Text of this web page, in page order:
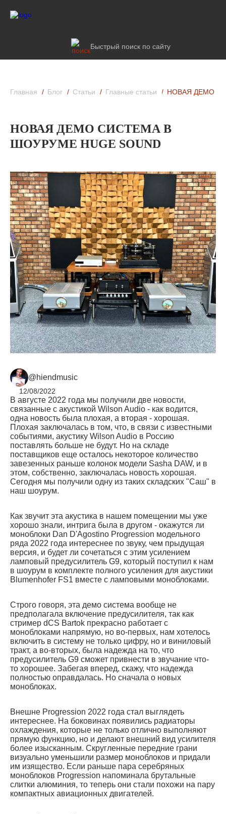
Быстрый поиск по сайту
Главная Блог Статьи Главные статьи НОВАЯ ДЕМО
НОВАЯ ДЕМО СИСТЕМА В
ШОУРУМЕ HUGE SOUND
@hiendmusic
12/08/2022
В августе 2022 года мы получили две новости,
связанные с акустикой Wilson Audio - как водится,
одна новость была плохая, а вторая - хорошая.
Плохая заключалась в том, что, в связи с известными
событиями, акустику Wilson Audio в Россию
поставлять больше не будут. Но на складе
поставщиков еще осталось некоторое количество
завезенных раньше колонок модели Sasha DAW, и в
этом, собственно, заключалась новость хорошая.
Сегодня мы получили одну из таких складских "Саш" в
наш шоурум.
Как звучит эта акустика в нашем помещении мы уже
хорошо знали, интрига была в другом - окажутся ли
моноблоки Dan D'Agostino Progression модельного
ряда 2022 года интереснее по звуку, чем прыдущая
версия, и будет ли сочетаться c этим усилением
ламповый предусилитель G9, который поступил к нам
в шоурум в комплекте полного усиления для акустики
Blumenhofer FS1 вместе с ламповыми моноблоками.
Строго говоря, эта демо система вообще не
предполагала включение предусилителя, так как
стример dCS Bartok прекрасно работает с
моноблоками напрямую, но во-первых, нам хотелось
включить в систему не только цифру, но и виниловый
тракт, а во-вторых, была надежда на то, что
предусилитель G9 сможет привнести в звучание что-
то хорошее. Забегая вперед, скажу, что надежда
полностью оправдалась. Но сначала о новых
моноблоках.
Внешне Progression 2022 года стал выглядеть
интереснее. На боковинах появились радиаторы
охлаждения, которые не только отлично выполняют
прямую функцию, но и делают внешний вид усилителя
более изысканным. Скругленные передние грани
визуально уменьшили размер моноблоков и придали
им изящество. Если раньше пара серебряных
моноблоков Progression напоминала брутальные
слитки алюминия, то теперь они стали похожи на пару
компактных авиационных двигателей.